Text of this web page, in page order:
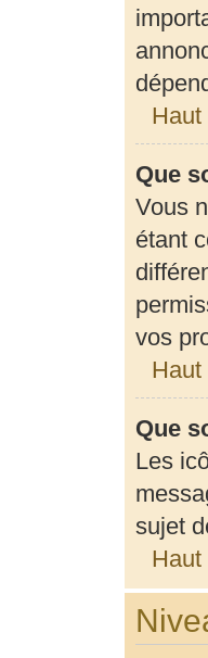
Haut
Que
Vous
étant
vos
Haut
Que
Les
sujet
Haut